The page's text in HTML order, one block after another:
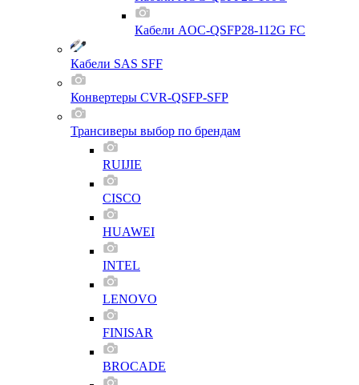
Кабели AOC-QSFP28-112G FC
Кабели SAS SFF
Конвертеры CVR-QSFP-SFP
Трансиверы выбор по брендам
RUIJIE
CISCO
HUAWEI
INTEL
LENOVO
FINISAR
BROCADE